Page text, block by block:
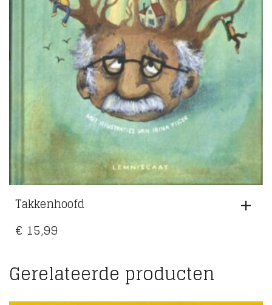
Takkenhoofd
€ 15,99
Gerelateerde producten